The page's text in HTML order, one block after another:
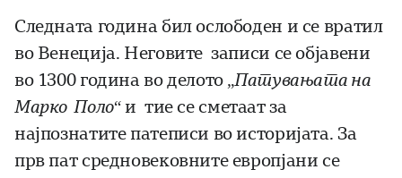
Следната година бил ослободен и се вратил
во Венеција. Неговите записи се објавени
во 1300 година во делото „Патувањата на
Марко Поло“ и тие се сметаат за
најпознатите патеписи во исто­ријата. За
прв пат средновековните европјани се